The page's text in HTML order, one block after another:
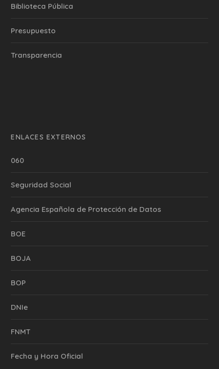
Biblioteca Pública
Presupuesto
Transparencia
ENLACES EXTERNOS
060
Seguridad Social
Agencia Española de Protección de Datos
BOE
BOJA
BOP
DNIe
FNMT
Fecha y Hora Oficial